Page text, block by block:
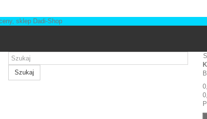
Szukaj